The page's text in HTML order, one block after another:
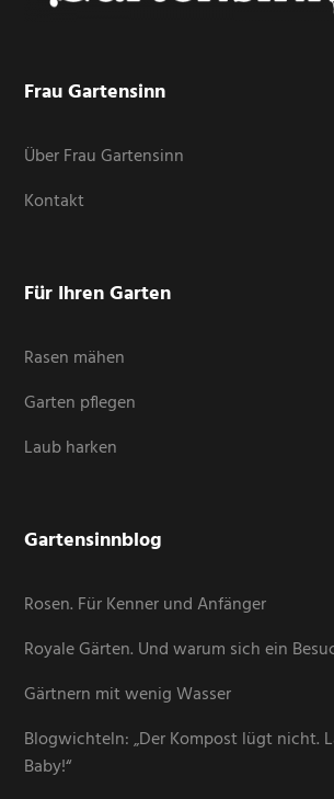
Frau Gartensinn
Über Frau Gartensinn
Kontakt
Für Ihren Garten
Rasen mähen
Garten pflegen
Laub harken
Gartensinnblog
Rosen. Für Kenner und Anfänger
Royale Gärten. Und warum sich ein
Gärtnern mit wenig Wasser
Blogwichteln: „Der Kompost lügt nicht.
Baby!“